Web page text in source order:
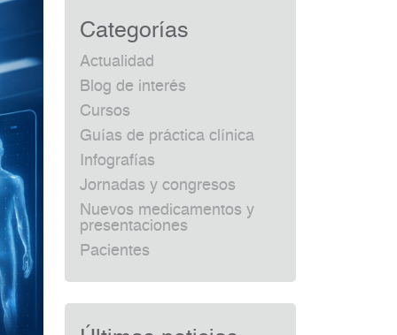
Categorías
Actualidad
Blog de interés
Cursos
Guías de práctica clínica
Infografías
Jornadas y congresos
Nuevos medicamentos y
presentaciones
Pacientes